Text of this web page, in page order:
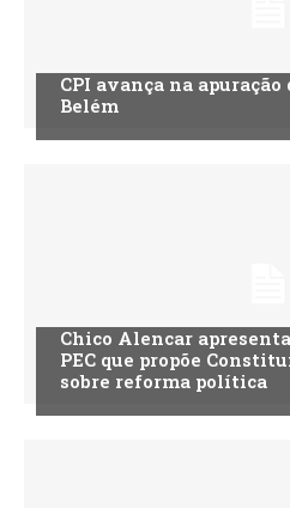
CPI avança na
Belém
Chico Alencar
PEC que propõe
sobre reforma política